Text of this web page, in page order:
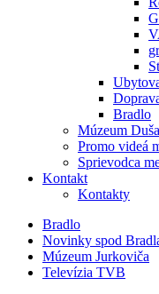
Bradlo
Múzeum
Promo videá
Sprievodca
Kontakt
Kontakty
Bradlo
Novinky spod
Múzeum Jurkoviča
Televízia TVB